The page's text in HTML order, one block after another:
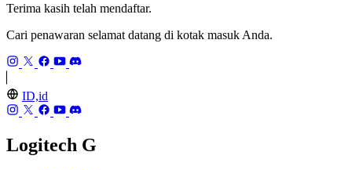
Terima kasih telah mendaftar.
Cari penawaran selamat datang di kotak masuk Anda.
ID,id
Logitech G